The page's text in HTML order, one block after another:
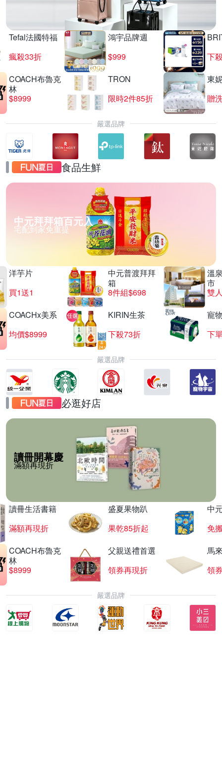
Tefal法國特福
瘋殺33折
鴻宇品牌週
$999
下
COACH布魯克
林
$8999
TRON
限時2件85折
東
贈
嚴選品牌
食品生鮮
中元拜拜箱百元入
宅配到家免重提
洋芋片
買1送1
中元普渡拜拜
箱
8件組$698
溫
市
COACHx美系
均價$8999
KIRIN生茶
下殺73折
寵
下
嚴選品牌
必逛好店
讀冊開幕慶
滿額再現折
讀冊生活書籍
滿額再現折
盛夏果物趴
果乾85折起
中
免
COACH布魯克
林
$8999
父親送禮首選
領券再現折
馬
領
嚴選品牌